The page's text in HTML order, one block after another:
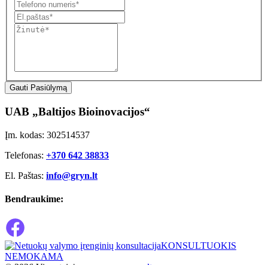
Gauti Pasiūlymą
UAB „Baltijos Bioinovacijos“
Įm. kodas: 302514537
Telefonas: +370 642 38833
El. Paštas: info@gryn.lt
Bendraukime:
KONSULTUOKIS
NEMOKAMA